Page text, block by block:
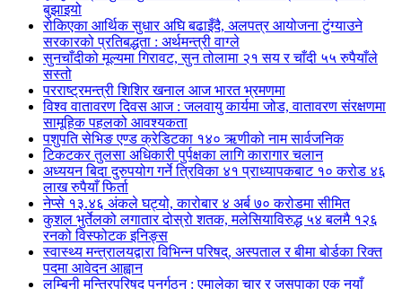
बुझाइयो
रोकिएका आर्थिक सुधार अघि बढाइँदै, अलपत्र आयोजना टुंग्याउने
सरकारको प्रतिबद्धता : अर्थमन्त्री वाग्ले
सुनचाँदीको मूल्यमा गिरावट, सुन तोलामा २१ सय र चाँदी ५५ रुपैयाँले
सस्तो
परराष्ट्रमन्त्री शिशिर खनाल आज भारत भ्रमणमा
विश्व वातावरण दिवस आज : जलवायु कार्यमा जोड, वातावरण संरक्षणमा
सामूहिक पहलको आवश्यकता
पशुपति सेभिङ एण्ड क्रेडिटका १४० ऋणीको नाम सार्वजनिक
टिकटकर तुलसा अधिकारी पुर्पक्षका लागि कारागार चलान
अध्ययन बिदा दुरुपयोग गर्ने त्रिविका ४१ प्राध्यापकबाट १० करोड ४६
लाख रुपैयाँ फिर्ता
नेप्से १३.४६ अंकले घट्यो, कारोबार ४ अर्ब ७० करोडमा सीमित
कुशल भुर्तेलको लगातार दोस्रो शतक, मलेसियाविरुद्ध ५४ बलमै १२६
रनको विस्फोटक इनिङ्स
स्वास्थ्य मन्त्रालयद्वारा विभिन्न परिषद्, अस्पताल र बीमा बोर्डका रिक्त
पदमा आवेदन आह्वान
लुम्बिनी मन्त्रिपरिषद पुनर्गठन : एमालेका चार र जसपाका एक नयाँ